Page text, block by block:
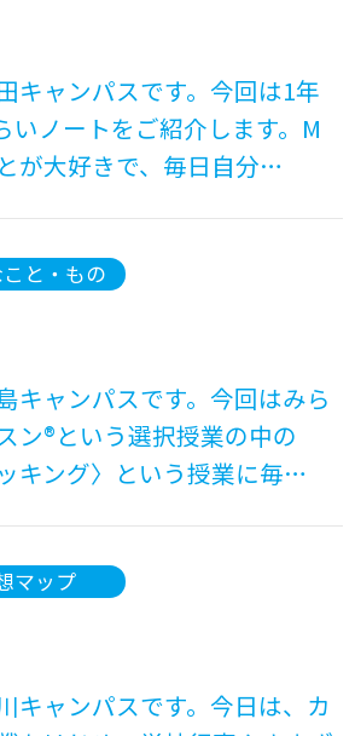
キャンパスです。今回は1年
いノートをご紹介します。M
が大好きで、毎日自分…
と・もの
キャンパスです。今回はみら
ン®という選択授業の中の
キング〉という授業に毎…
マップ
キャンパスです。今日は、カ